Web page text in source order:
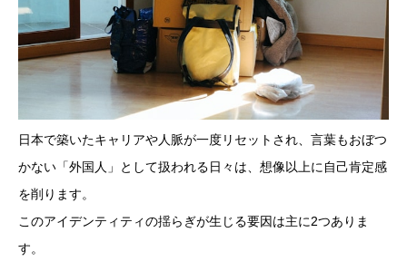
日本で築いたキャリアや人脈が一度リセットされ、言葉もおぼつ
かない「外国人」として扱われる日々は、想像以上に自己肯定感
を削ります。
このアイデンティティの揺らぎが生じる要因は主に2つありま
す。